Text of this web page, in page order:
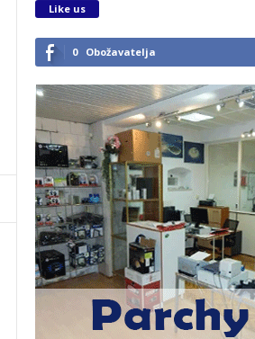
Like us
0 Obožavatelja